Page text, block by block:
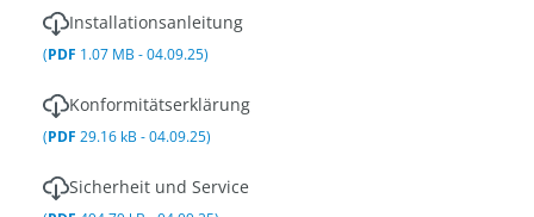
Installationsanleitung
(PDF 1.07 MB - 04.09.25)
Konformitätserklärung
(PDF 29.16 kB - 04.09.25)
Sicherheit und Service